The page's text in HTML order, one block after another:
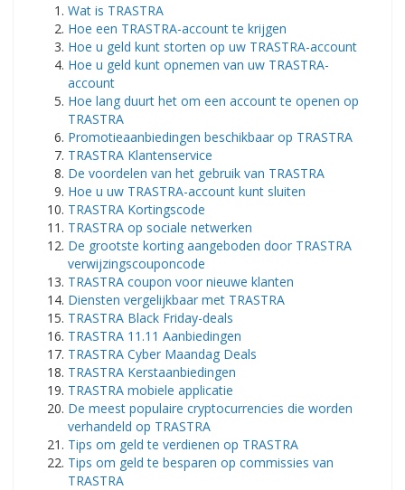
Wat is TRASTRA
Hoe een TRASTRA-account te krijgen
Hoe u geld kunt storten op uw TRASTRA-account
Hoe u geld kunt opnemen van uw TRASTRA-
account
Hoe lang duurt het om een ​​account te openen op
TRASTRA
Promotieaanbiedingen beschikbaar op TRASTRA
TRASTRA Klantenservice
De voordelen van het gebruik van TRASTRA
Hoe u uw TRASTRA-account kunt sluiten
TRASTRA Kortingscode
TRASTRA op sociale netwerken
De grootste korting aangeboden door TRASTRA
verwijzingscouponcode
TRASTRA coupon voor nieuwe klanten
Diensten vergelijkbaar met TRASTRA
TRASTRA Black Friday-deals
TRASTRA 11.11 Aanbiedingen
TRASTRA Cyber ​​Maandag Deals
TRASTRA Kerstaanbiedingen
TRASTRA mobiele applicatie
De meest populaire cryptocurrencies die worden
verhandeld op TRASTRA
Tips om geld te verdienen op TRASTRA
Tips om geld te besparen op commissies van
TRASTRA